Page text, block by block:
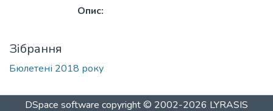
Опис:
Зібрання
Бюлетені 2018 року
DSpace software copyright © 2002-2026 LYRASIS